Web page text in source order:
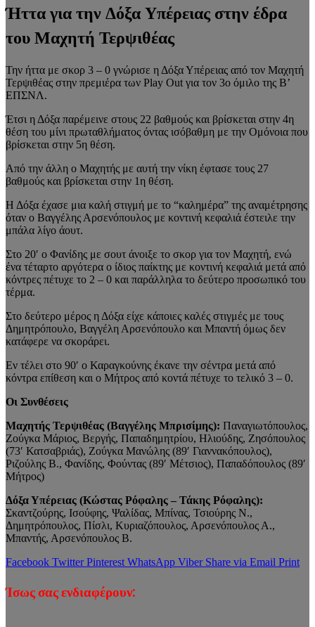
Ήττα για την Δόξα Υπέρειας στην έδρα
του Μαχητή Τερψιθέας
Την ήττα με σκορ 3 – 0 γνώρισε η Δόξα Υπέρειας από τον Μαχητή
Τερψιθέας στην πρεμιέρα των Play Out για τον 3ο όμιλο της Β’
ΕΠΣΝΛ.
Έτσι η Δόξα παρέμεινε στους 22 βαθμούς και βρίσκεται στην 4η
θέση του μίνι πρωταθλήματος όντας ισόβαθμη με την Ομόνοια που
βρίσκεται στην 5η θέση.
Από την άλλη ο Μαχητής με αυτή την νίκη έφτασε τους 27
βαθμούς και βρίσκεται στην 1η θέση.
Η Δόξα έχασε μια καλή στιγμή με το “καλημέρα” της αναμέτρησης
όταν ο Βαγγέλης Αρσενόπουλος με κοντινή κεφαλιά έστειλε την
μπάλα λίγο άουτ.
Στο 20′ ο Φανίδης με σουτ άνοιξε το σκορ για τον Μαχητή, ενώ
ένα τέταρτο αργότερα ο ίδιος παίκτης με κοντινή κεφαλιά μετά από
κόντρες πέτυχε το 2 – 0 και παράλληλα το δεύτερο προσωπικό του
τέρμα.
Στο δεύτερο μέρος η Δόξα είχε κάποιες καλές στιγμές με τους
Δημητρόπουλο, Βαγγέλη Αρσενόπουλο και Μπαντή όμως δεν
κατάφερε να σκοράρει.
Εν τέλει στο 90′ ο Καραγκούνης έκανε την σέντρα μετά από
κόντρα επίθεση και ο Μήτρος από κοντά πέτυχε το τελικό 3 – 0.
Οι Συνθέσεις
Μαχητής Τερψιθέας (Βαγγέλης Μπρισίμης): Παναγιωτόπουλος,
Ζούγκα Μάριος, Βεργής, Παπαδημητρίου, Ηλιούδης, Ζησόπουλος
(73′ Κατσαβριάς), Ζούγκα Μανώλης (89′ Γιαννακόπουλος),
Ριζούλης Β., Φανίδης, Φούντας (89′ Μέτσιος), Παπαδόπουλος (89′
Μήτρος)
Δόξα Υπέρειας (Κώστας Ρόφαλης – Τάκης Ρόφαλης):
Σκαντζούρης, Ισούφης, Ψαλίδας, Μπίνας, Τσιούρης Ν.,
Δημητρόπουλος, Πίσλι, Κυριαζόπουλος, Αρσενόπουλος Α.,
Μπαντής, Αρσενόπουλος Β.
Facebook Twitter Pinterest WhatsApp Viber Share via Email Print
Ίσως σας ενδιαφέρουν: